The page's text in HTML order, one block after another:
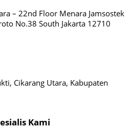
– 22nd Floor Menara Jamsostek
No.38 South Jakarta 12710
Cikarang Utara, Kabupaten
Kami